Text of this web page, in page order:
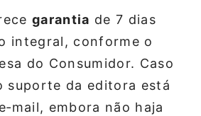
garantia de 7 dias
integral, conforme o
do Consumidor. Caso
suporte da editora está
embora não haja